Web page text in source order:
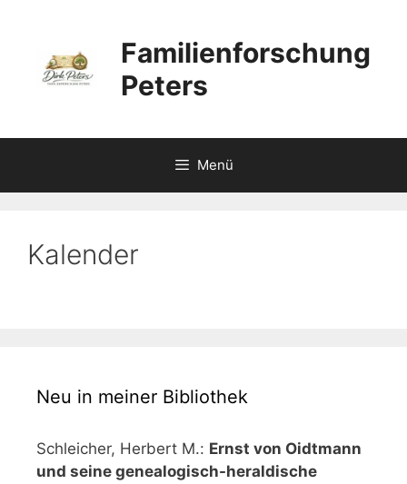
springen
Familienforschung
Peters
Menü
Kalender
Neu in meiner Bibliothek
Schleicher, Herbert M.: Ernst von Oidtmann
und seine genealogisch-heraldische